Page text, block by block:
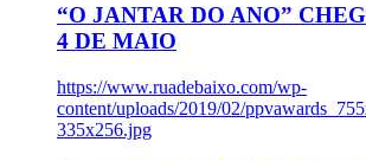
“O JANTAR DO ANO”
4 DE MAIO
https://www.ruadebaixo.com/wp-
content/uploads/2019/02/
335x256.jpg